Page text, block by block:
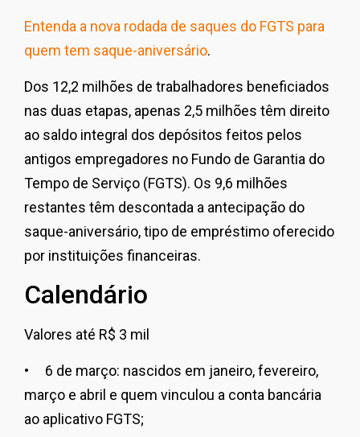
Entenda a nova rodada de saques do FGTS para
quem tem saque-aniversário.
Dos 12,2 milhões de trabalhadores beneficiados
nas duas etapas, apenas 2,5 milhões têm direito
ao saldo integral dos depósitos feitos pelos
antigos empregadores no Fundo de Garantia do
Tempo de Serviço (FGTS). Os 9,6 milhões
restantes têm descontada a antecipação do
saque-aniversário, tipo de empréstimo oferecido
por instituições financeiras.
Calendário
Valores até R$ 3 mil
• 6 de março: nascidos em janeiro, fevereiro,
março e abril e quem vinculou a conta bancária
ao aplicativo FGTS;